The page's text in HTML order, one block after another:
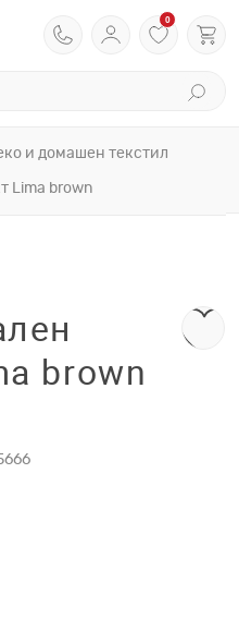
0
и домашен текстил
Lima brown
brown